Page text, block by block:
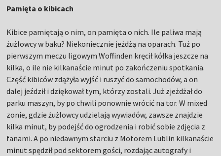
Pamięta o kibicach
Kibice pamiętają o nim, on pamięta o nich. Ile paliwa mają
żużlowcy w baku? Niekoniecznie jeżdżą na oparach. Tuż po
pierwszym meczu ligowym Woffinden kręcił kółka jeszcze na
kilka, o ile nie kilkanaście minut po zakończeniu spotkania.
Część kibiców zdążyła wyjść i ruszyć do samochodów, a on
dalej jeździł i dziękował tym, którzy zostali. Już zjeżdżał do
parku maszyn, by po chwili ponownie wrócić na tor. W mixed
zonie, gdzie żużlowcy udzielają wywiadów, zawsze znajdzie
kilka minut, by podejść do ogrodzenia i robić sobie zdjęcia z
fanami. A po niedawnym starciu z Motorem Lublin kilkanaście
minut spędził pod sektorem gości, rozdając autografy i